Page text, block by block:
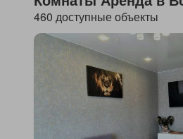
460 доступные объекты